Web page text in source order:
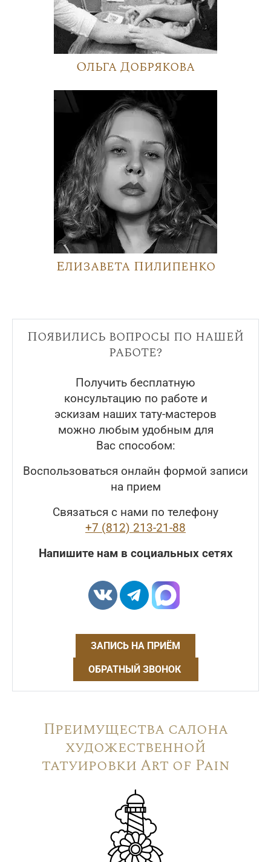
Ольга Добрякова
Елизавета Пилипенко
Появились вопросы по нашей
работе?
Получить бесплатную
консультацию по работе и
эскизам наших тату-мастеров
можно любым удобным для
Вас способом:
Воспользоваться онлайн формой записи
на прием
Связаться с нами по телефону
+7 (812) 213-21-88
Напишите нам в социальных сетях
ЗАПИСЬ НА ПРИЁМ
ОБРАТНЫЙ ЗВОНОК
Преимущества салона
художественной
татуировки Art of Pain